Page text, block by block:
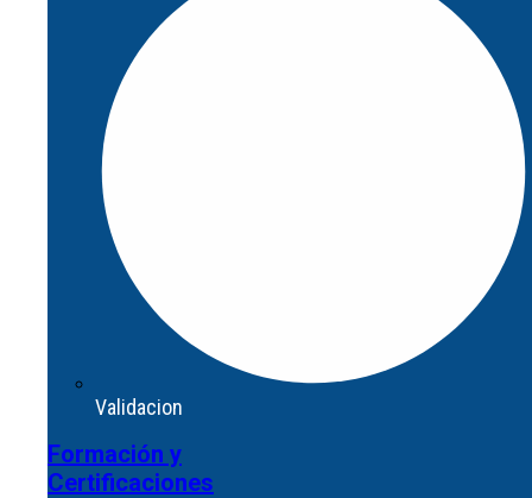
Formación y
Validacion
Formación y
Certificaciones